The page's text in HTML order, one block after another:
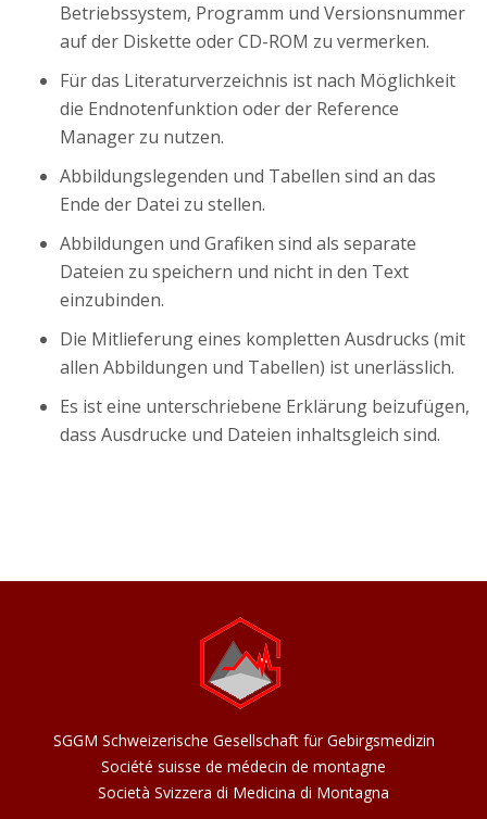
Betriebssystem, Programm und Versionsnummer
auf der Diskette oder CD-ROM zu vermerken.
Für das Literaturverzeichnis ist nach Möglichkeit
die Endnotenfunktion oder der Reference
Manager zu nutzen.
Abbildungslegenden und Tabellen sind an das
Ende der Datei zu stellen.
Abbildungen und Grafiken sind als separate
Dateien zu speichern und nicht in den Text
einzubinden.
Die Mitlieferung eines kompletten Ausdrucks (mit
allen Abbildungen und Tabellen) ist unerlässlich.
Es ist eine unterschriebene Erklärung beizufügen,
dass Ausdrucke und Dateien inhaltsgleich sind.
SGGM Schweizerische Gesellschaft für Gebirgsmedizin
Société suisse de médecin de montagne
Società Svizzera di Medicina di Montagna